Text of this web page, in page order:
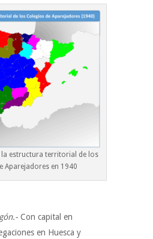
la estructura territorial de los
Aparejadores en 1940
Con capital en
en Huesca y